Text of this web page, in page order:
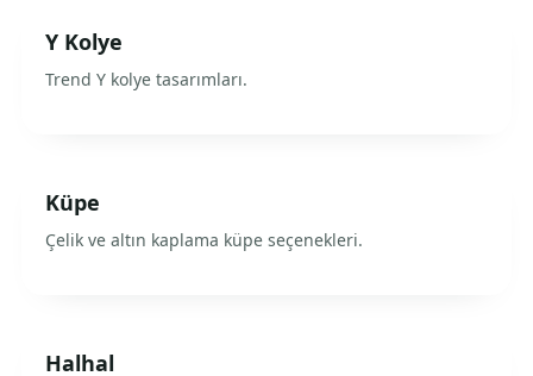
Y Kolye
Trend Y kolye tasarımları.
Küpe
Çelik ve altın kaplama küpe seçenekleri.
Halhal